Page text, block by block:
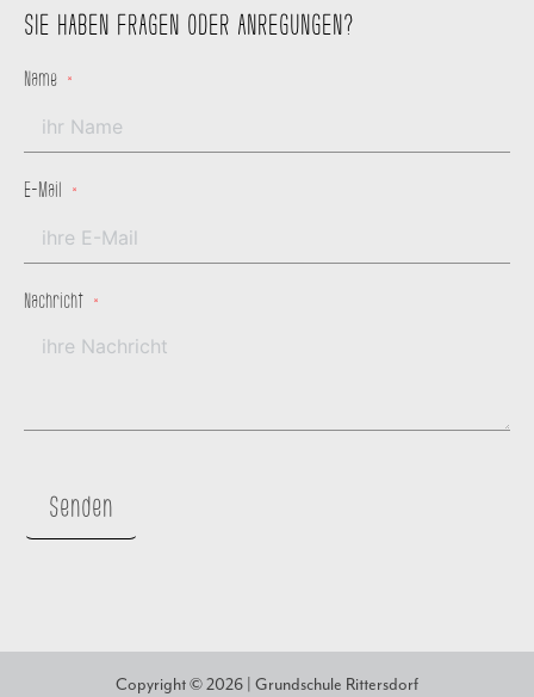
SIE HABEN FRAGEN ODER ANREGUNGEN?
Name
E-Mail
Nachricht
Senden
Copyright © 2026 | Grundschule Rittersdorf